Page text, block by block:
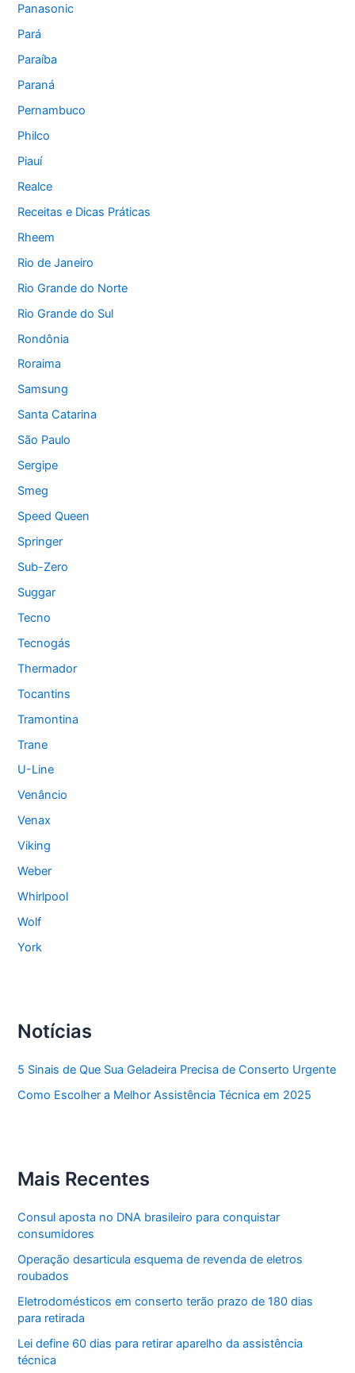
Panasonic
Pará
Paraíba
Paraná
Pernambuco
Philco
Piauí
Realce
Receitas e Dicas Práticas
Rheem
Rio de Janeiro
Rio Grande do Norte
Rio Grande do Sul
Rondônia
Roraima
Samsung
Santa Catarina
São Paulo
Sergipe
Smeg
Speed Queen
Springer
Sub-Zero
Suggar
Tecno
Tecnogás
Thermador
Tocantins
Tramontina
Trane
U-Line
Venâncio
Venax
Viking
Weber
Whirlpool
Wolf
York
Notícias
5 Sinais de Que Sua Geladeira Precisa de Conserto Urgente
Como Escolher a Melhor Assistência Técnica em 2025
Mais Recentes
Consul aposta no DNA brasileiro para conquistar
consumidores
Operação desarticula esquema de revenda de eletros
roubados
Eletrodomésticos em conserto terão prazo de 180 dias
para retirada
Lei define 60 dias para retirar aparelho da assistência
técnica